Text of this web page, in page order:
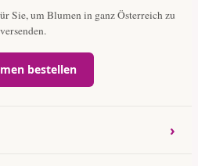
Sie, um Blumen in ganz Österreich zu
versenden.
bestellen
›